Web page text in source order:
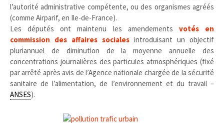
l’autorité administrative compétente, ou des organismes agréés
(comme Airparif, en Ile-de-France).
Les députés ont maintenu les amendements votés en
commission des affaires sociales introduisant un objectif
pluriannuel de diminution de la moyenne annuelle des
concentrations journalières des particules atmosphériques (fixé
par arrêté après avis de l’Agence nationale chargée de la sécurité
sanitaire de l’alimentation, de l’environnement et du travail –
ANSES).